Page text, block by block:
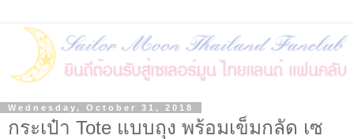
Wednesday, October 31, 2018
กระเป๋า Tote แบบถุง พร้อมเข็มกลัด เซ